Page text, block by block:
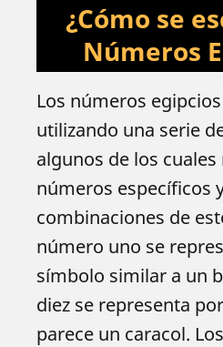
¿Cómo se
Números
Los números
utilizando una serie
algunos de los
números específicos
combinaciones de
número uno se
símbolo similar a un
diez se representa
parece un caracol.